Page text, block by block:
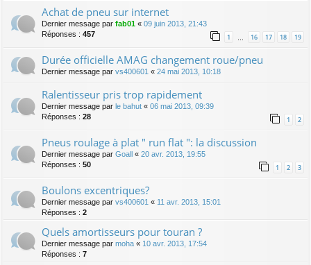
Achat de pneu sur internet
Dernier message par fab01 « 09 juin 2013, 21:43
Réponses : 457 1 16 17 18 19
Durée officielle AMAG changement roue/pneu
Dernier message par vs400601 « 24 mai 2013, 10:18
Ralentisseur pris trop rapidement
Dernier message par le bahut « 06 mai 2013, 09:39
Réponses : 28 1 2
Pneus roulage à plat " run flat ": la discussion
Dernier message par Goall « 20 avr. 2013, 19:55
Réponses : 50 1 2 3
Boulons excentriques?
Dernier message par vs400601 « 11 avr. 2013, 15:01
Réponses : 2
Quels amortisseurs pour touran ?
Dernier message par moha « 10 avr. 2013, 17:54
Réponses : 7